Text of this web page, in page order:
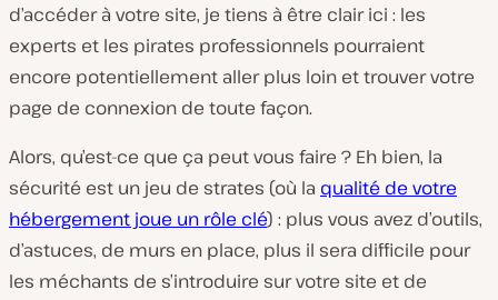
d’accéder à votre site, je tiens à être clair ici : les
experts et les pirates professionnels pourraient
encore potentiellement aller plus loin et trouver votre
page de connexion de toute façon.
Alors, qu’est-ce que ça peut vous faire ? Eh bien, la
sécurité est un jeu de strates (où la qualité de votre
hébergement joue un rôle clé) : plus vous avez d’outils,
d’astuces, de murs en place, plus il sera difficile pour
les méchants de s’introduire sur votre site et de